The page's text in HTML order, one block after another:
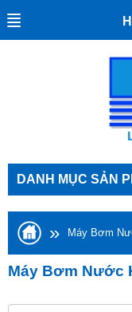
DANH MỤC SẢN
» Máy Bơm
Máy Bơm Nước